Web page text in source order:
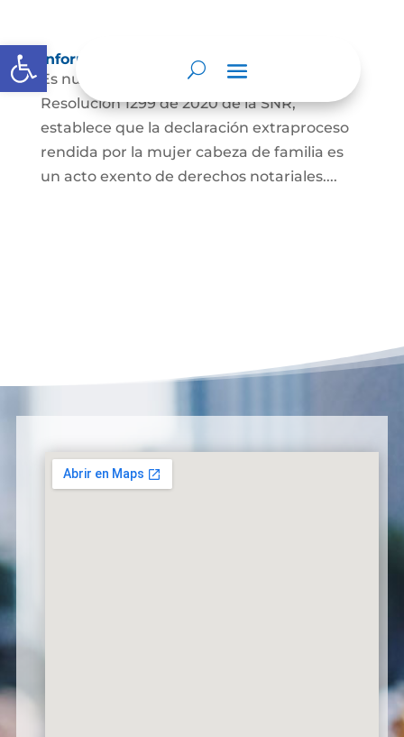
Abrir barra de herramientas
Información para Mujeres.
Es nuestro deber informar que La
Resolución 1299 de 2020 de la SNR,
establece que la declaración extraproceso
rendida por la mujer cabeza de familia es
un acto exento de derechos notariales....